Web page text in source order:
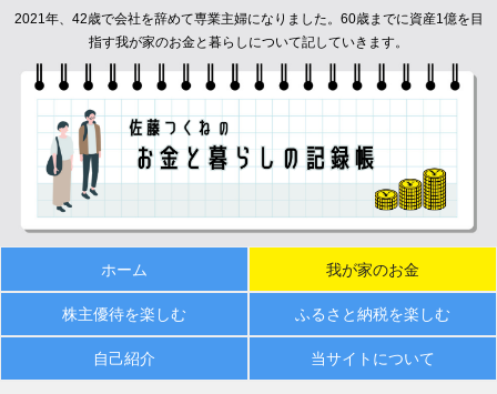
2021年、42歳で会社を辞めて専業主婦になりました。60歳までに資産1億を目
指す我が家のお金と暮らしについて記していきます。
ホーム 我が家のお金
株主優待を楽しむ ふるさと納税を楽しむ
自己紹介 当サイトについて